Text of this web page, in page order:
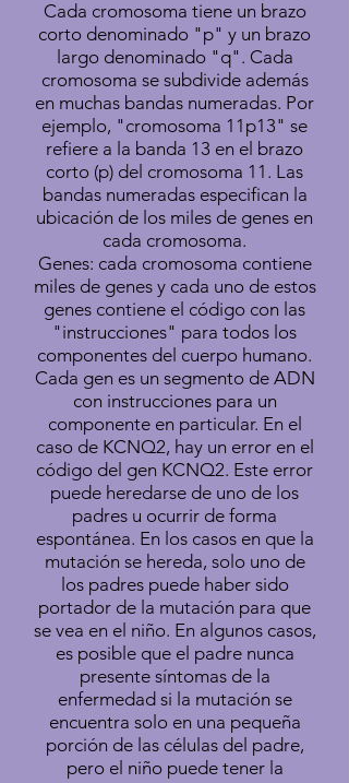
Cada cromosoma tiene un brazo
corto denominado "p" y un brazo
largo denominado "q". Cada
cromosoma se subdivide además
en muchas bandas numeradas. Por
ejemplo, "cromosoma 11p13" se
refiere a la banda 13 en el brazo
corto (p) del cromosoma 11. Las
bandas numeradas especifican la
ubicación de los miles de genes en
cada cromosoma.
Genes: cada cromosoma contiene
miles de genes y cada uno de estos
genes contiene el código con las
"instrucciones" para todos los
componentes del cuerpo humano.
Cada gen es un segmento de ADN
con instrucciones para un
componente en particular. En el
caso de KCNQ2, hay un error en el
código del gen KCNQ2. Este error
puede heredarse de uno de los
padres u ocurrir de forma
espontánea. En los casos en que la
mutación se hereda, solo uno de
los padres puede haber sido
portador de la mutación para que
se vea en el niño. En algunos casos,
es posible que el padre nunca
presente síntomas de la
enfermedad si la mutación se
encuentra solo en una pequeña
porción de las células del padre,
pero el niño puede tener la